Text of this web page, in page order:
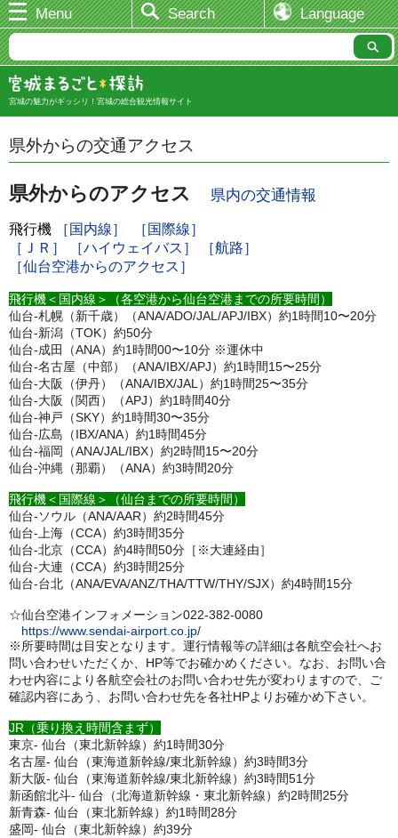
Menu Search Language
宮城の魅力がギッシリ！宮城の総合観光情報サイト
県外からの交通アクセス
県外からのアクセス 県内の交通情報
飛行機 ［国内線］
［国際線］
［ＪＲ］
［ハイウェイバス］
［航路］
［仙台空港からのアクセス］
飛行機＜国内線＞（各空港から仙台空港までの所要時間）
仙台-札幌（新千歳）（ANA/ADO/JAL/APJ/IBX）約1時間10〜20分
仙台-新潟（TOK）約50分
仙台-成田（ANA）約1時間00〜10分 ※運休中
仙台-名古屋（中部）（ANA/IBX/APJ）約1時間15〜25分
仙台-大阪（伊丹）（ANA/IBX/JAL）約1時間25〜35分
仙台-大阪（関西）（APJ）約1時間40分
仙台-神戸（SKY）約1時間30〜35分
仙台-広島（IBX/ANA）約1時間45分
仙台-福岡（ANA/JAL/IBX）約2時間15〜20分
仙台-沖縄（那覇）（ANA）約3時間20分
飛行機＜国際線＞（仙台までの所要時間）
仙台-ソウル（ANA/AAR）約2時間45分
仙台-上海（CCA）約3時間35分
仙台-北京（CCA）約4時間50分［※大連経由］
仙台-大連（CCA）約3時間25分
仙台-台北（ANA/EVA/ANZ/THA/TTW/THY/SJX）約4時間15分
☆仙台空港インフォメーション022-382-0080
https://www.sendai-airport.co.jp/
※所要時間は目安となります。運行情報等の詳細は各航空会社へお
問い合わせいただくか、HP等でお確かめください。なお、お問い合
わせ内容により各航空会社のお問い合わせ先が変わりますので、ご
確認内容にあう、お問い合わせ先を各社HPよりお確かめ下さい。
JR（乗り換え時間含まず）
東京- 仙台（東北新幹線）約1時間30分
名古屋- 仙台（東海道新幹線/東北新幹線）約3時間3分
新大阪- 仙台（東海道新幹線/東北新幹線）約3時間51分
新函館北斗- 仙台（北海道新幹線・東北新幹線）約2時間25分
新青森- 仙台（東北新幹線）約1時間28分
盛岡- 仙台（東北新幹線）約39分